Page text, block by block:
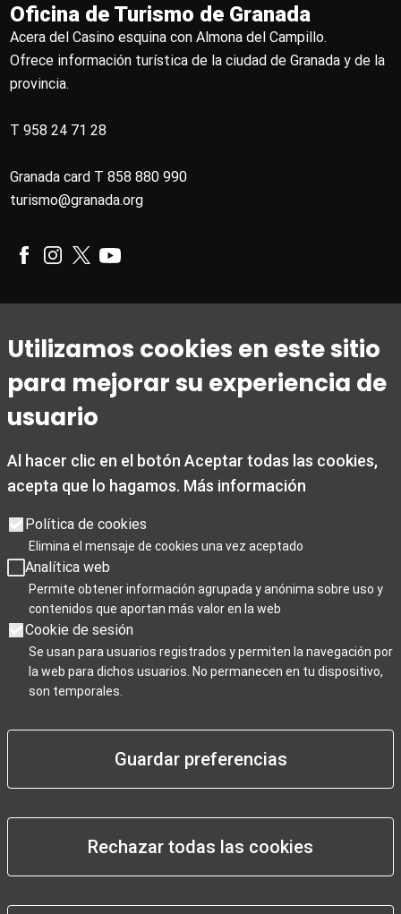
Oficina de Turismo de Granada
Acera del Casino esquina con Almona del Campillo.
Ofrece información turística de la ciudad de Granada y de la
provincia.
T 958 24 71 28
Granada card T 858 880 990
turismo@granada.org
De 1 de marzo a 31 de octubre
De lunes a viernes de 09:00 a 20:00
Sábados de 10:00 a 14:00 y de 15:30 a 19:00
Domingos y festivos de 10:00 a 15:00
De 1 noviembre a 28 de febrero
De lunes a viernes de 09:00 a 19:00
Sábados de 10:00 a 19:00
Domingos y festivos de 10:00 a 15:00
Días de cierre 25 de Navidad, 1 de enero y 6 de enero
Para Profesionales
Negocios / Comercios
de
Declaración de accesibilidad
Utilizamos cookies en este sitio
para mejorar su experiencia de
usuario
Al hacer clic en el botón Aceptar todas las cookies,
acepta que lo hagamos. Más información
Política de cookies
Elimina el mensaje de cookies una vez aceptado
Analítica web
Permite obtener información agrupada y anónima sobre uso y
contenidos que aportan más valor en la web
Cookie de sesión
Se usan para usuarios registrados y permiten la navegación por
la web para dichos usuarios. No permanecen en tu dispositivo,
son temporales.
Guardar preferencias
Rechazar todas las cookies